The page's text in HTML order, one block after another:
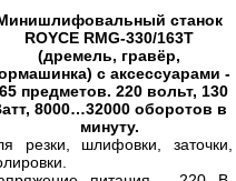
станок
ROYCE RMG-330/163T
(дремель, гравёр,
с аксессуарами -
предметов. 220 вольт, 130
8000…32000 оборотов в
минуту.
резки, шлифовки, заточки,